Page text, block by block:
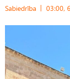
Sabiedrība 03:00,